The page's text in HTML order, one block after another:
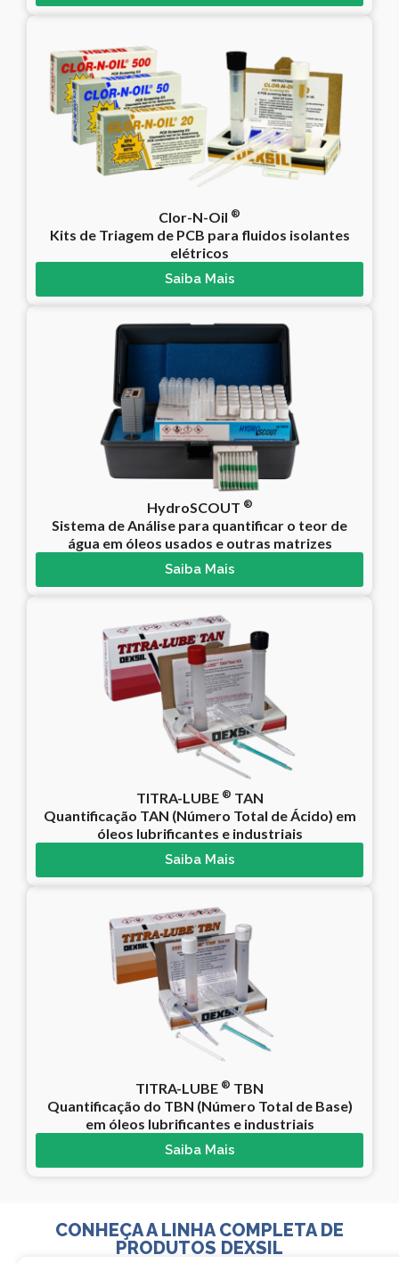
Clor-N-Oil ®
Kits de Triagem de PCB para fluidos isolantes
elétricos
Saiba Mais
HydroSCOUT ®
Sistema de Análise para quantificar o teor de
água em óleos usados e outras matrizes
Saiba Mais
TITRA-LUBE ® TAN
Quantificação TAN (Número Total de Ácido) em
óleos lubrificantes e industriais
Saiba Mais
TITRA-LUBE ® TBN
Quantificação do TBN (Número Total de Base)
em óleos lubrificantes e industriais
Saiba Mais
CONHEÇA A LINHA COMPLETA DE
PRODUTOS DEXSIL